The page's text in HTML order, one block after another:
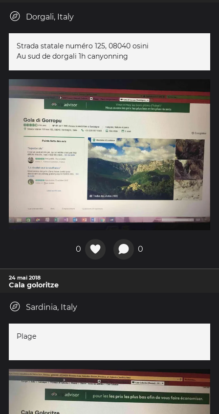
Dorgali, Italy
Strada statale numéro 125, 08040 osini
Au sud de dorgali 1h canyonning
0 0
24 mai 2018
Cala goloritze
Sardinia, Italy
Plage